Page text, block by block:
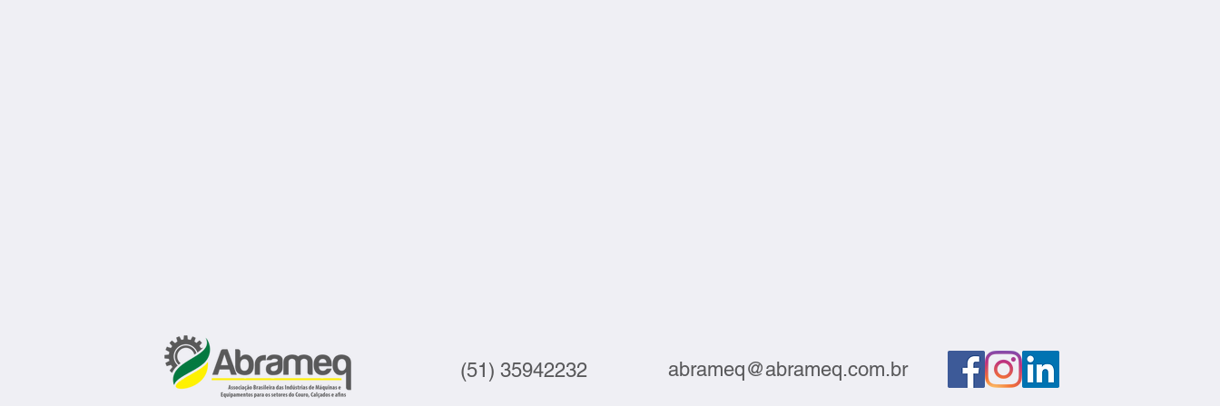
(51) 35942232 abrameq@abrameq.com.br